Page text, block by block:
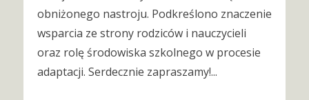
obniżonego nastroju. Podkreślono znaczenie
wsparcia ze strony rodziców i nauczycieli
oraz rolę środowiska szkolnego w procesie
adaptacji. Serdecznie zapraszamy!...